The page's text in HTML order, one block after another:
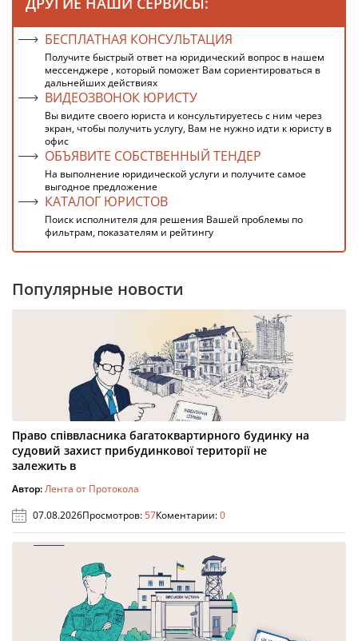
БЕСПЛАТНАЯ КОНСУЛЬТАЦИЯ
Получите быстрый ответ на юридический вопрос в нашем
мессенджере , который поможет Вам сориентироваться в
дальнейших действиях
ВИДЕОЗВОНОК ЮРИСТУ
Вы видите своего юриста и консультируетесь с ним через
экран, чтобы получить услугу, Вам не нужно идти к юристу в
офис
ОБЪЯВИТЕ СОБСТВЕННЫЙ ТЕНДЕР
На выполнение юридической услуги и получите самое
выгодное предложение
КАТАЛОГ ЮРИСТОВ
Поиск исполнителя для решения Вашей проблемы по
фильтрам, показателям и рейтингу
Популярные новости
Право співвласника багатоквартирного будинку на
судовий захист прибудинкової території не
залежить в
Автор:Лента от Протокола
07.08.2026Просмотров:57Коментарии:0